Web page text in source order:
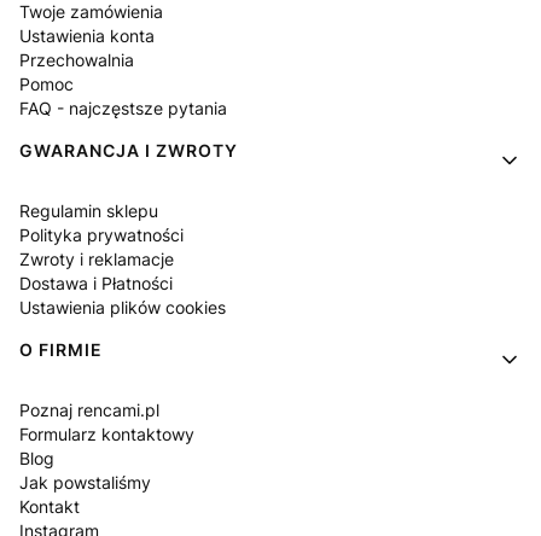
Twoje zamówienia
Ustawienia konta
Przechowalnia
Pomoc
FAQ - najczęstsze pytania
GWARANCJA I ZWROTY
Regulamin sklepu
Polityka prywatności
Zwroty i reklamacje
Dostawa i Płatności
Ustawienia plików cookies
O FIRMIE
Poznaj rencami.pl
Formularz kontaktowy
Blog
Jak powstaliśmy
Kontakt
Instagram